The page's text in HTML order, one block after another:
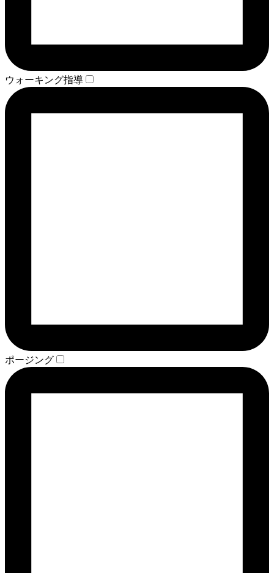
ウォーキング指導
ポージング